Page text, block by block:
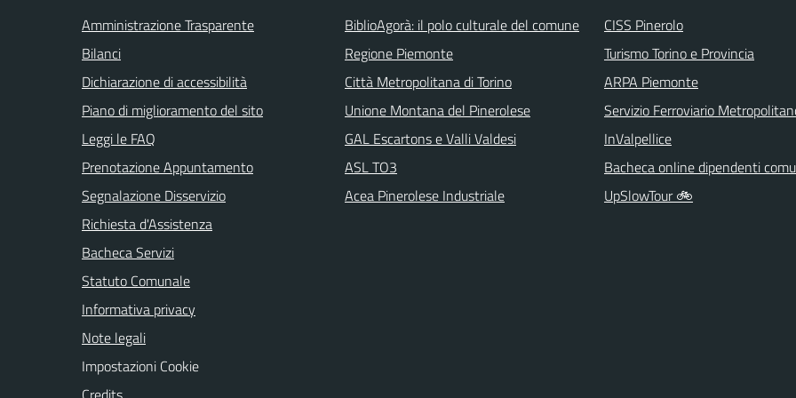
Amministrazione Trasparente
Bilanci
Dichiarazione di accessibilità
Piano di miglioramento del sito
Leggi le FAQ
Prenotazione Appuntamento
Segnalazione Disservizio
Richiesta d'Assistenza
Bacheca Servizi
Statuto Comunale
Informativa privacy
Note legali
Impostazioni Cookie
BiblioAgorà: il polo culturale del comune
Regione Piemonte
Città Metropolitana di Torino
Unione Montana del Pinerolese
GAL Escartons e Valli Valdesi
ASL TO3
Acea Pinerolese Industriale
CISS Pinerolo
Turismo Torino e Provincia
ARPA Piemonte
Servizio Ferroviario
InValpellice
Bacheca online dipendenti
UpSlowTour 🚲